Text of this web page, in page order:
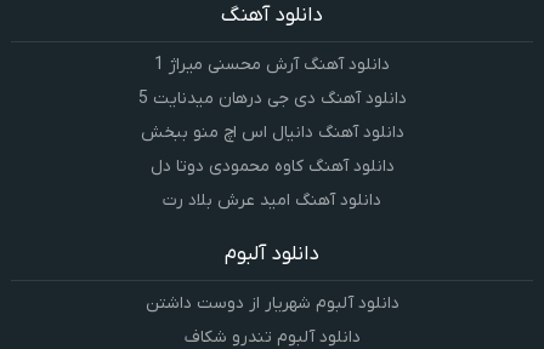
دانلود آهنگ
دانلود آهنگ آرش محسنی میراژ 1
دانلود آهنگ دی جی درهان میدنایت 5
دانلود آهنگ دانیال اس اچ منو ببخش
دانلود آهنگ کاوه محمودی دوتا دل
دانلود آهنگ امید عرش بلاد رت
دانلود آلبوم
دانلود آلبوم شهریار از دوست داشتن
دانلود آلبوم تندرو شکاف